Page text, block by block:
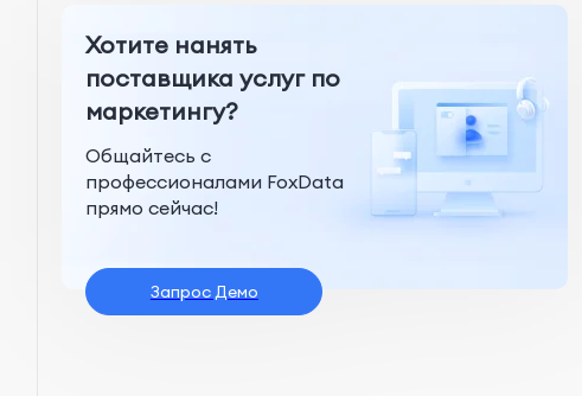
Хотите нанять
поставщика услуг по
маркетингу?
Общайтесь с
профессионалами FoxData
прямо сейчас!
Запрос Демо